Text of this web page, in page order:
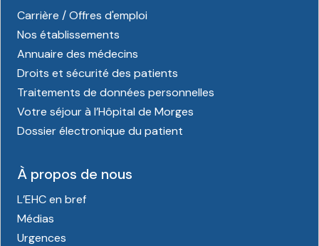
Carrière / Offres d'emploi
Nos établissements
Annuaire des médecins
Droits et sécurité des patients
Traitements de données personnelles
Votre séjour à l’Hôpital de Morges
Dossier électronique du patient
À propos de nous
L’EHC en bref
Médias
Urgences